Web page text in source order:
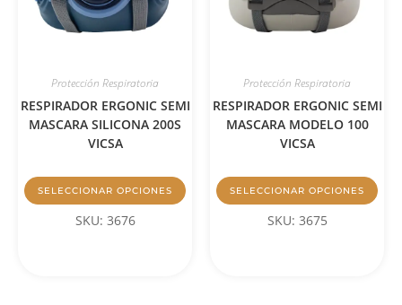
Protección Respiratoria
RESPIRADOR ERGONIC SEMI
MASCARA SILICONA 200S
VICSA
SELECCIONAR OPCIONES
SKU: 3676
Protección Respiratoria
RESPIRADOR ERGONIC SEMI
MASCARA MODELO 100
VICSA
SELECCIONAR OPCIONES
SKU: 3675